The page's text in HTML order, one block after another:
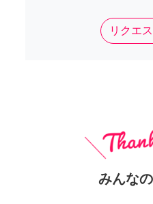
リクエ
みんな